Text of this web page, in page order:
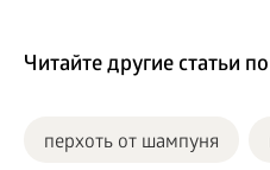
Читайте другие статьи
перхоть от шампуня